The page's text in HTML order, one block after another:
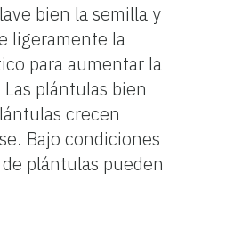
bien la semilla y
ligeramente la
para aumentar la
plántulas bien
crecen
Bajo condiciones
plántulas pueden